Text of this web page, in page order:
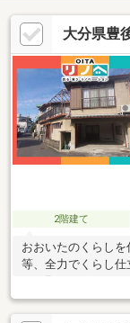
大分県豊
2階建て
おおいたのくらしを
等、全力でくらし仕